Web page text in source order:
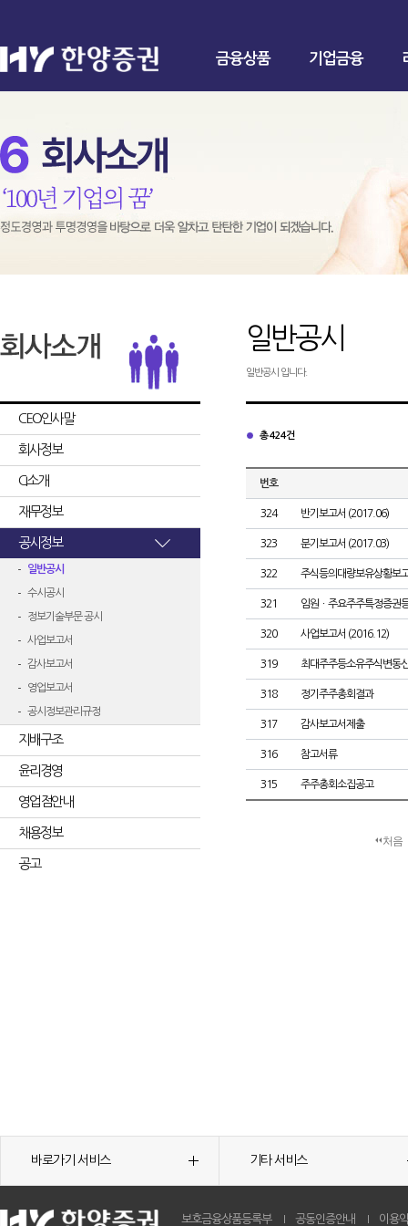
금융상품 기업금융
CEO인사말
회사정보
CI소개
재무정보
공시정보
일반공시
수시공시
정보기술부문 공시
사업보고서
감사보고서
영업보고서
공시정보관리규정
지배구조
윤리경영
영업점안내
채용정보
공고
일반공시
일반공시 입니다.
총 424건
번호
324 반기보고서 (2017.06)
323 분기보고서 (2017.03)
322 주식등의대량보유상황보
321 임원ㆍ주요주주특정증권
320 사업보고서 (2016.12)
319 최대주주등소유주식변동
318 정기주주총회결과
317 감사보고서제출
316 참고서류
315 주주총회소집공고
처음
바로가기 서비스 기타 서비스
보호금융상품등록부 공동인증안내 이용